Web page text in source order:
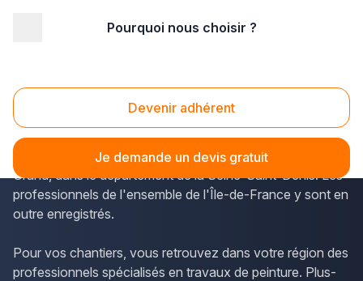
Pourquoi nous choisir ?
Devenir adhérent
Je demande un devis gratuit
Peinture Noisy-le-Grand (93160)
Plus-que-pro.fr permet d'obtenir les horaires et les
coordonnées des peintres en bâtiment de Noisy-le-
Grand, dans le département de la Seine-Saint-Denis. Les
professionnels de l'ensemble de l'Île-de-France y sont en
outre enregistrés.
Pour vos chantiers, vous retrouvez dans votre région des
professionnels spécialisés en travaux de peinture. Plus-